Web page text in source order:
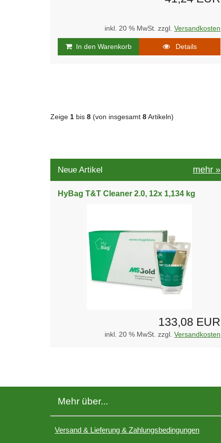
inkl. 20 % MwSt. zzgl. Versandkosten
In den Warenkorb Details
Zeige 1 bis 8 (von insgesamt 8 Artikeln)
Neue Artikel mehr »
HyBag T&T Cleaner 2.0, 12x 1,134 kg
133,08 EUR
inkl. 20 % MwSt. zzgl. Versandkosten
Mehr über...
Versand & Lieferung & Zahlungsbedingungen